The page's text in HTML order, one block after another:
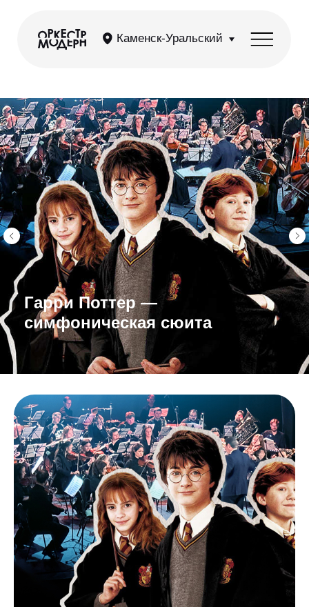
Гарри Поттер —
симфоническая сюита